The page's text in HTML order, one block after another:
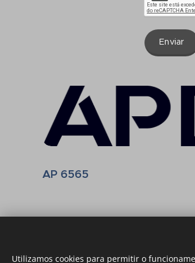
Enviar
AP 6565
Utilizamos cookies para permitir o